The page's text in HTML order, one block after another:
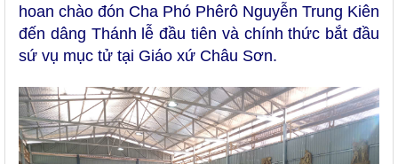
hoan chào đón Cha Phó Phêrô Nguyễn Trung Kiên
đến dâng Thánh lễ đầu tiên và chính thức bắt đầu
sứ vụ mục tử tại Giáo xứ Châu Sơn.